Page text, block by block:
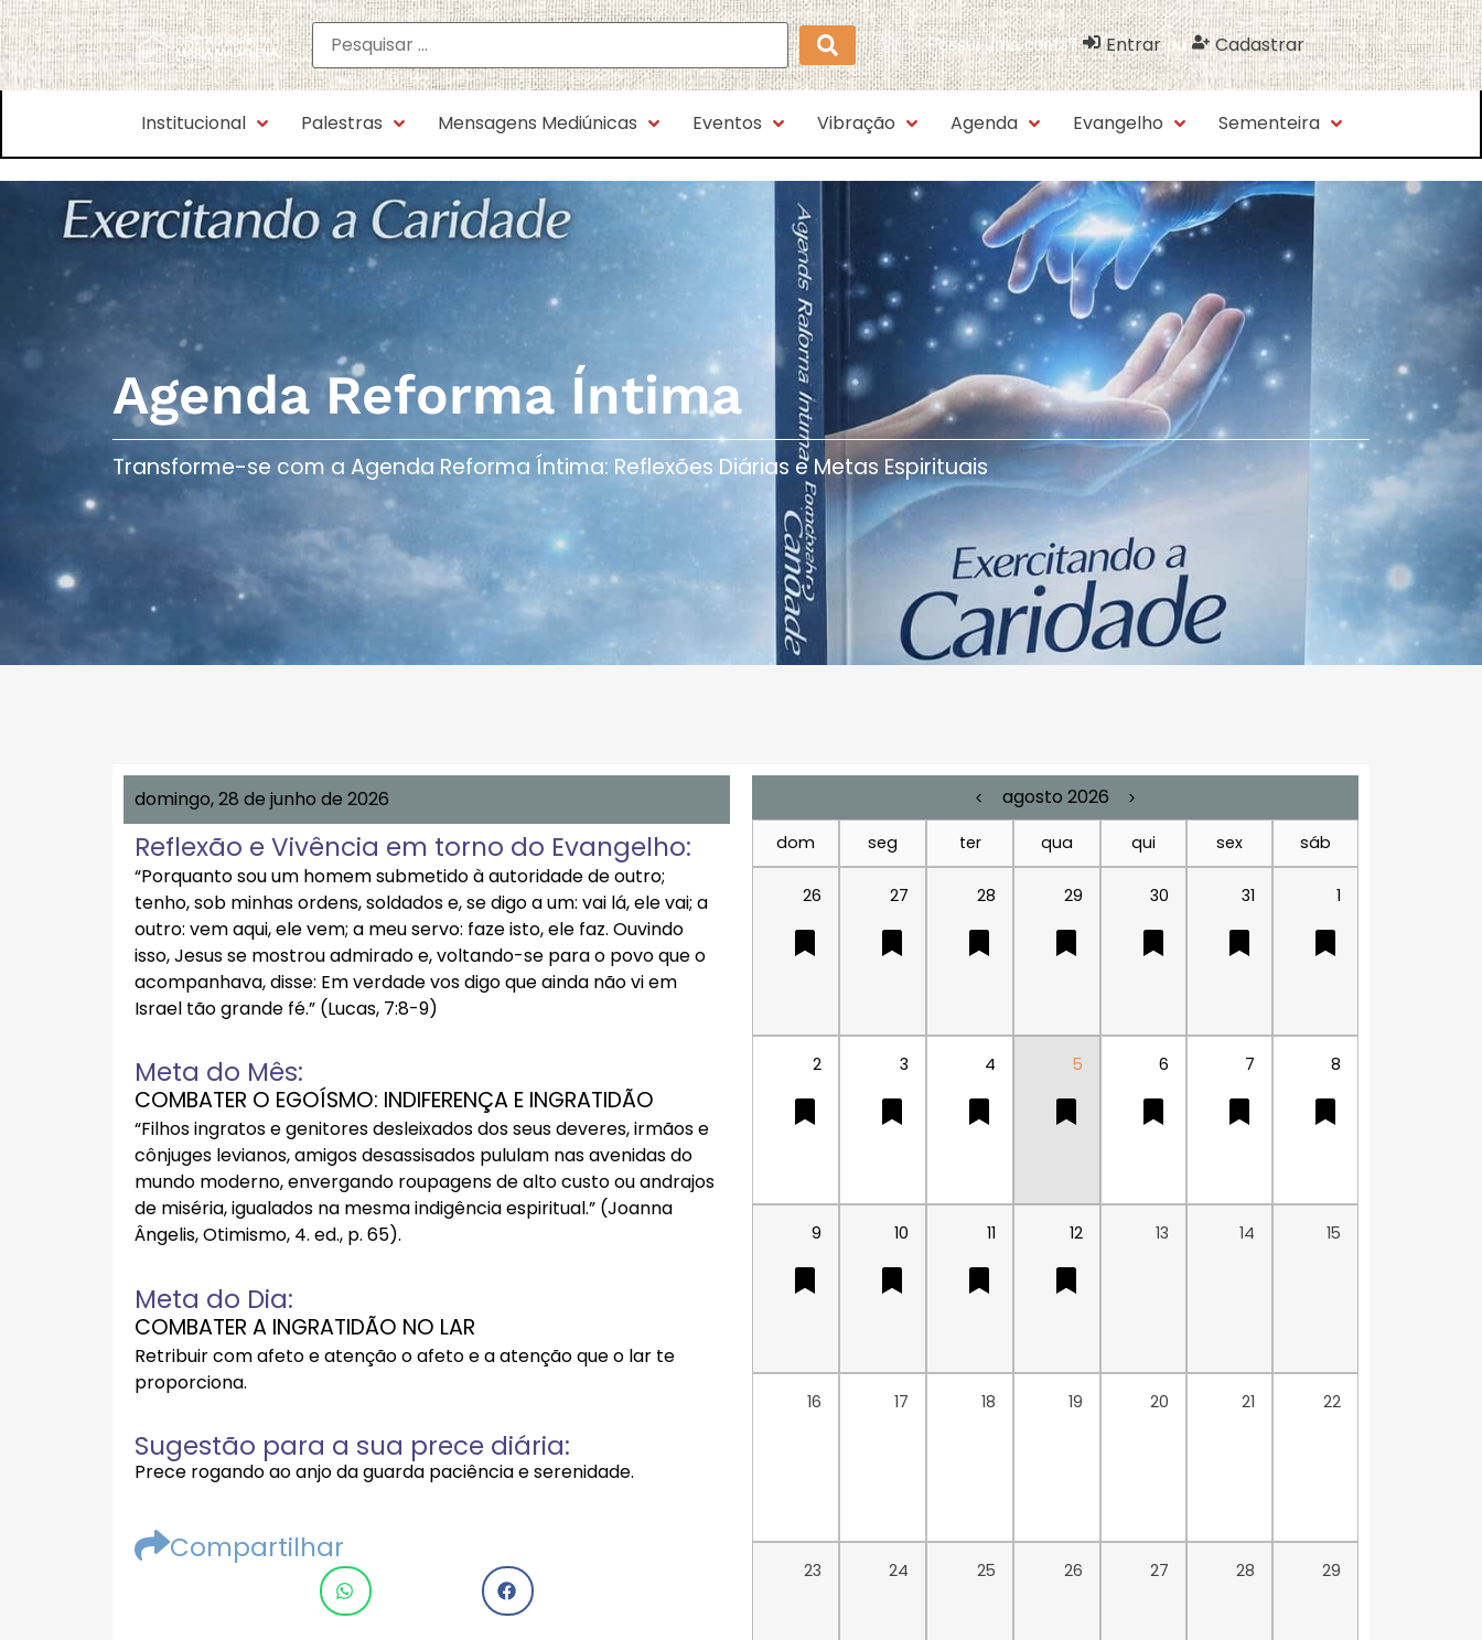
Possui uma conta? Entrar ou Cadastrar
Institucional Palestras Mensagens Mediúnicas Eventos Vibração Agenda Evangelho Sementeira
Agenda Reforma Íntima
Transforme-se com a Agenda Reforma Íntima: Reflexões Diárias e Metas Espirituais​
domingo, 28 de junho de 2026
Reflexão e Vivência em torno do Evangelho:
“Porquanto sou um homem submetido à autoridade de outro;
tenho, sob minhas ordens, soldados e, se digo a um: vai lá, ele vai; a
outro: vem aqui, ele vem; a meu servo: faze isto, ele faz. Ouvindo
isso, Jesus se mostrou admirado e, voltando-se para o povo que o
acompanhava, disse: Em verdade vos digo que ainda não vi em
Israel tão grande fé.” (Lucas, 7:8-9)
Meta do Mês:
COMBATER O EGOÍSMO: INDIFERENÇA E INGRATIDÃO
“Filhos ingratos e genitores desleixados dos seus deveres, irmãos e
cônjuges levianos, amigos desassisados pululam nas avenidas do
mundo moderno, envergando roupagens de alto custo ou andrajos
de miséria, igualados na mesma indigência espiritual.” (Joanna
Ângelis, Otimismo, 4. ed., p. 65).
Meta do Dia:
COMBATER A INGRATIDÃO NO LAR
Retribuir com afeto e atenção o afeto e a atenção que o lar te
proporciona.
Sugestão para a sua prece diária:
Prece rogando ao anjo da guarda paciência e serenidade.
Compartilhar
agosto 2026
dom seg ter qua qui sex sáb
26 27 28 29 30 31 1
2 3 4 5 6 7 8
9 10 11 12 13 14 15
16 17 18 19 20 21 22
23 24 25 26 27 28 29